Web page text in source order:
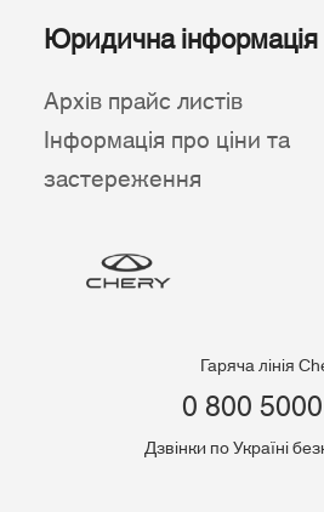
Юридична інформація
Архів прайс листів
Інформація про ціни та
застереження
Гаряча лінія
0 800
Дзвінки по Україні